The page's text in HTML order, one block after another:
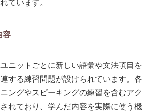
ています。
容
ニットごとに新しい語彙や文法項目を
する練習問題が設けられています。各
ングやスピーキングの練習を含むアク
れており、学んだ内容を実際に使う機